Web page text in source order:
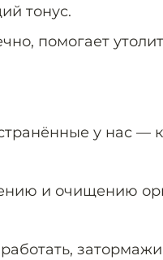
тонус.
помогает
у нас —
и очищению